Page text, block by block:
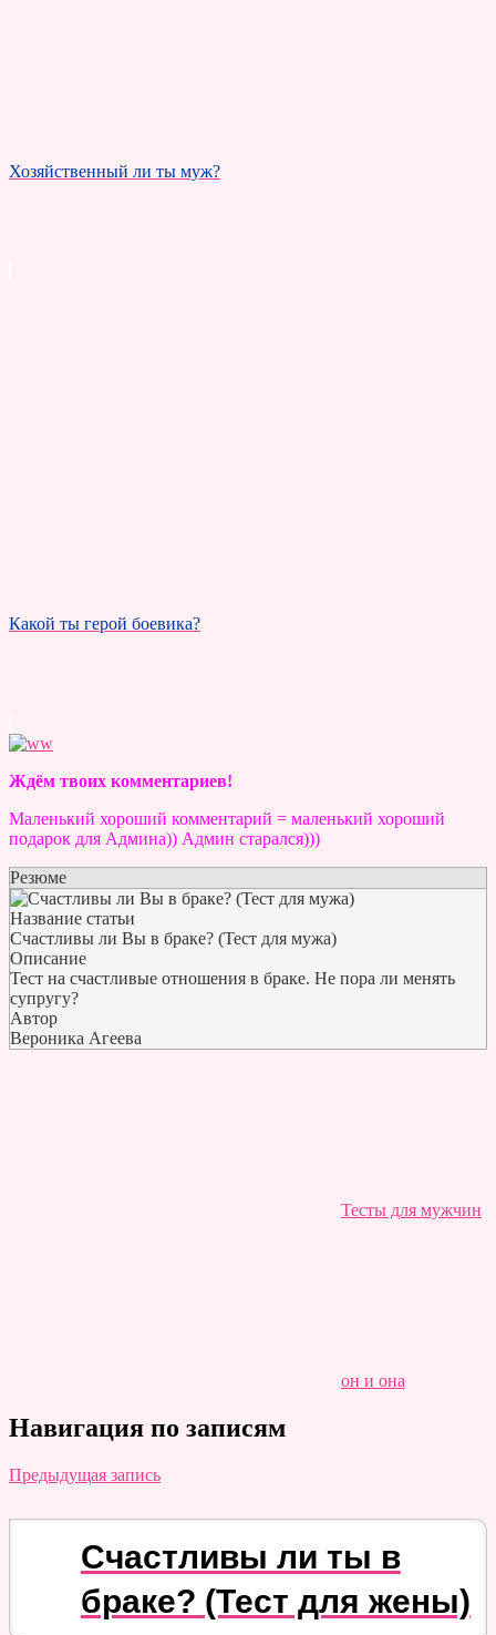
Хозяйственный ли ты муж?
Какой ты герой боевика?
Ждём твоих комментариев!
Маленький хороший комментарий = маленький хороший
подарок для Админа)) Админ старался)))
Резюме
Название статьи
Счастливы ли Вы в браке? (Тест для мужа)
Описание
Тест на счастливые отношения в браке. Не пора ли менять
супругу?
Автор
Вероника Агеева
Тесты для мужчин
он и она
Навигация по записям
Предыдущая запись
Счастливы ли ты в
браке? (Тест для жены)